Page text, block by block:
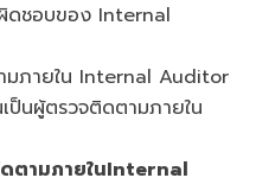
ดชอบของ Internal
ภายใน Internal Auditor
ป็นผู้ตรวจติดตามภายใน
ตามภายในInternal